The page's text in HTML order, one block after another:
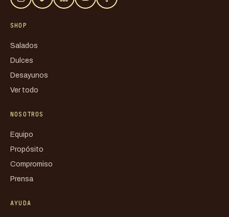
SHOP
Salados
Dulces
Desayunos
Ver todo
NOSOTROS
Equipo
Propósito
Compromiso
Prensa
AYUDA